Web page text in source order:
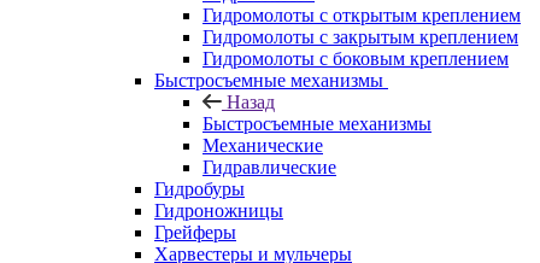
Гидромолоты с открытым креплением
Гидромолоты с закрытым креплением
Гидромолоты с боковым креплением
Быстросъемные механизмы
Назад
Быстросъемные механизмы
Механические
Гидравлические
Гидробуры
Гидроножницы
Грейферы
Харвестеры и мульчеры